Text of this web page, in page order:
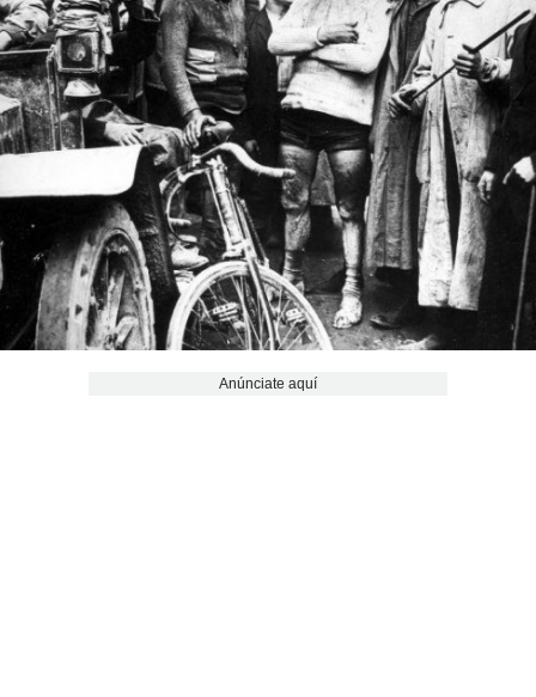
Anúnciate aquí